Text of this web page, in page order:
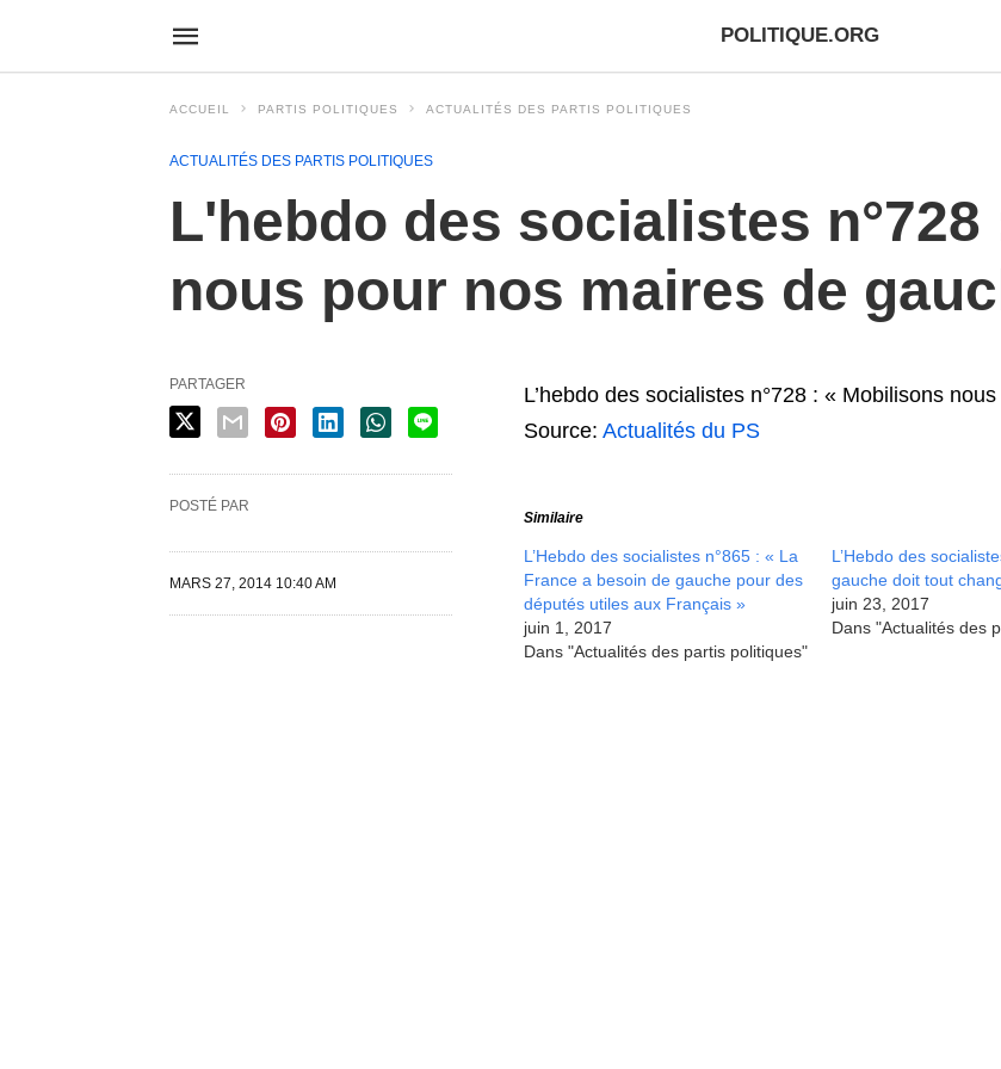
POLITIQUE.ORG
ACCUEIL PARTIS POLITIQUES ACTUALITÉS DES PARTIS POLITIQUES
ACTUALITÉS DES PARTIS POLITIQUES
L'hebdo des socialistes
nous pour nos maires de
L’hebdo des socialistes n°728 : « Mobilisons
Source: Actualités du PS
Similaire
L’Hebdo des socialistes n°865 : « La
France a besoin de gauche pour des
députés utiles aux Français »
juin 1, 2017
Dans "Actualités des partis politiques"
L’Hebdo des
gauche doit tout
juin 23, 2017
Dans "Actualités des
PARTAGER
POSTÉ PAR
MARS 27, 2014 10:40 AM